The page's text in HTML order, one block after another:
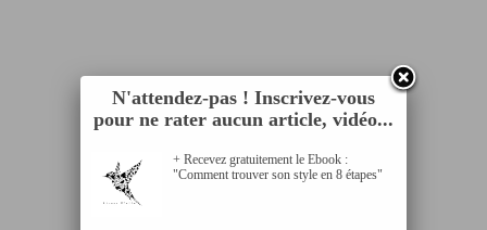
N'attendez-pas ! Inscrivez-vous
pour ne rater aucun article, vidéo...
+ Recevez gratuitement le Ebook :
"Comment trouver son style en 8 étapes"